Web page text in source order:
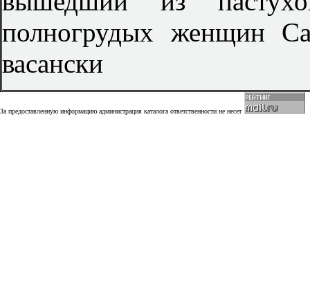
полногрудых женщин
васански
За предоставленную информацию администрация каталога ответственности не несет